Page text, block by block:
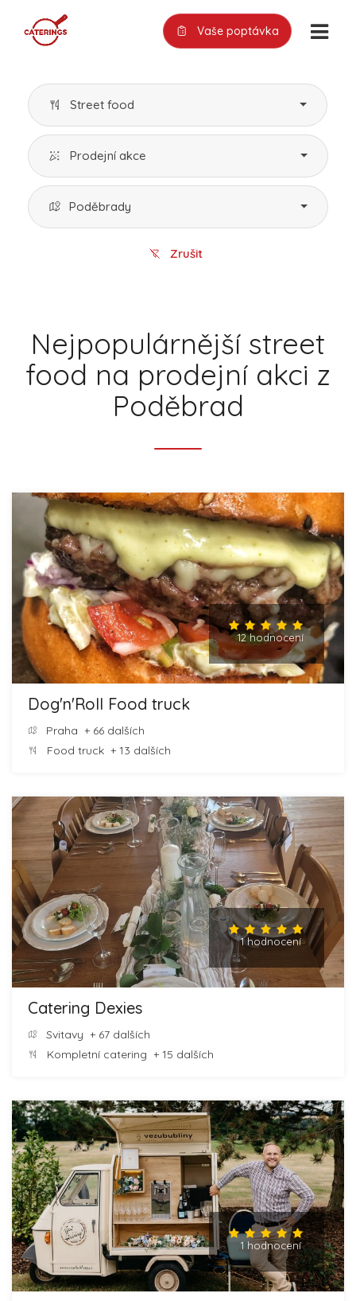
Vaše poptávka
Street food
Prodejní akce
Poděbrady
Zrušit
Nejpopulárnější street
food na prodejní akci z
Poděbrad
12 hodnocení
Dog'n'Roll Food truck
Praha + 66 dalších
Food truck + 13 dalších
1 hodnocení
Catering Dexies
Svitavy + 67 dalších
Kompletní catering + 15 dalších
1 hodnocení